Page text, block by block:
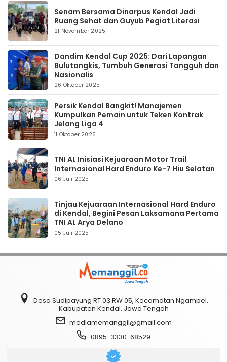
Senam Bersama Dinarpus Kendal Jadi
Ruang Sehat dan Guyub Pegiat Literasi
21 November 2025
Dandim Kendal Cup 2025: Dari Lapangan
Bulutangkis, Tumbuh Generasi Tangguh dan
Nasionalis
26 Oktober 2025
Persik Kendal Bangkit! Manajemen
Kumpulkan Pemain untuk Teken Kontrak
Jelang Liga 4
11 Oktober 2025
TNI AL Inisiasi Kejuaraan Motor Trail
Internasional Hard Enduro Ke-7 Hiu Selatan
06 Juli 2025
Tinjau Kejuaraan Internasional Hard Enduro
di Kendal, Begini Pesan Laksamana Pertama
TNI AL Arya Delano
05 Juli 2025
Desa Sudipayung RT 03 RW 05, Kecamatan Ngampel,
Kabupaten Kendal, Jawa Tengah
mediamemanggil@gmail.com
0895-3330-68529